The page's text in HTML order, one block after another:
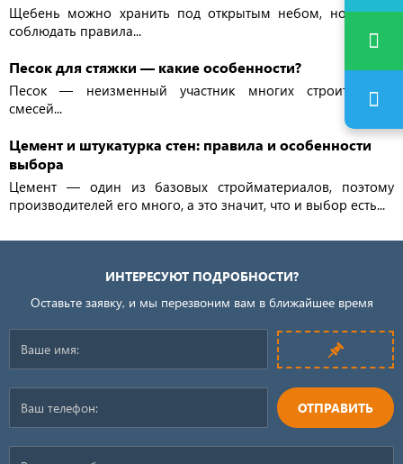
Щебень можно хранить под открытым небом, но важно
соблюдать правила...
Песок для стяжки — какие особенности?
Песок — неизменный участник многих строительных
смесей...
Цемент и штукатурка стен: правила и особенности
выбора
Цемент — один из базовых стройматериалов, поэтому
производителей его много, а это значит, что и выбор есть...
ИНТЕРЕСУЮТ ПОДРОБНОСТИ?
Оставьте заявку, и мы перезвоним вам в ближайшее время
ОТПРАВИТЬ